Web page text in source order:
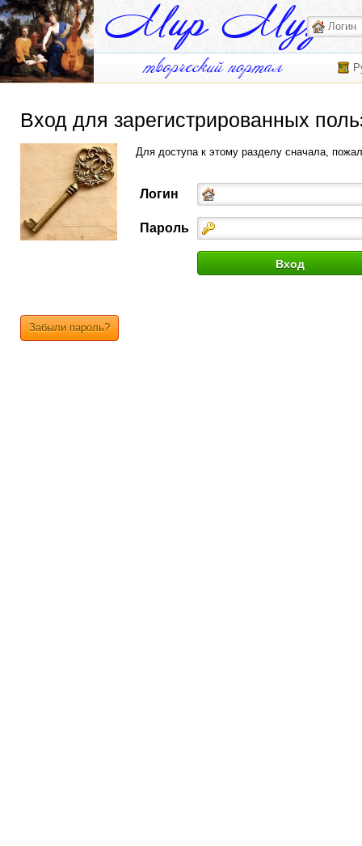
Вход для зарегистрированных
Для доступа к этому разделу сначала,
Логин
Пароль
Забыли пароль?